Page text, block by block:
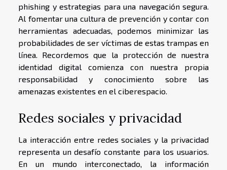
phishing y estrategias para una navegación segura.
Al fomentar una cultura de prevención y contar con
herramientas adecuadas, podemos minimizar las
probabilidades de ser víctimas de estas trampas en
línea. Recordemos que la protección de nuestra
identidad digital comienza con nuestra propia
responsabilidad y conocimiento sobre las
amenazas existentes en el ciberespacio.
Redes sociales y privacidad
La interacción entre redes sociales y la privacidad
representa un desafío constante para los usuarios.
En un mundo interconectado, la información